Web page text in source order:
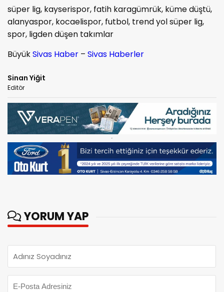
süper lig, kayserispor, fatih karagümrük, küme düştü,
alanyaspor, kocaelispor, futbol, trend yol süper lig,
spor, ligden düşen takımlar
BüyükSivas Haber – Sivas Haberler
Sinan Yiğit
Editör
YORUM YAP